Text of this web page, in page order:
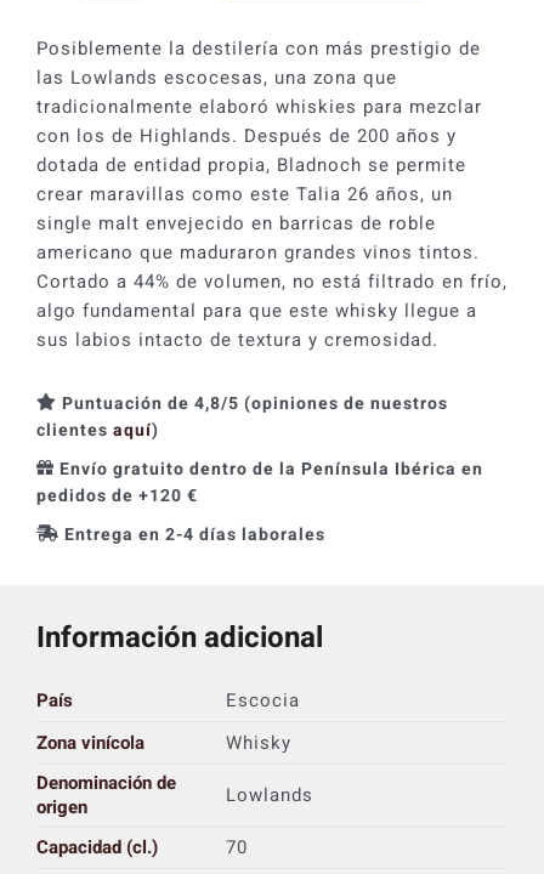
Talia
26
YO
Red
Wine
Cask
Lowland
Single
Malt
44%
cantidad
Posiblemente la destilería con más prestigio de
las Lowlands escocesas, una zona que
tradicionalmente elaboró whiskies para mezclar
con los de Highlands. Después de 200 años y
dotada de entidad propia, Bladnoch se permite
crear maravillas como este Talia 26 años, un
single malt envejecido en barricas de roble
americano que maduraron grandes vinos tintos.
Cortado a 44% de volumen, no está filtrado en frío,
algo fundamental para que este whisky llegue a
sus labios intacto de textura y cremosidad.
Puntuación de 4,8/5 (opiniones de nuestros
clientes aquí)
Envío gratuito dentro de la Península Ibérica en
pedidos de +120 €
Entrega en 2-4 días laborales
Información adicional
País
Escocia
Zona vinícola
Whisky
Denominación de
origen
Lowlands
Capacidad (cl.)
70